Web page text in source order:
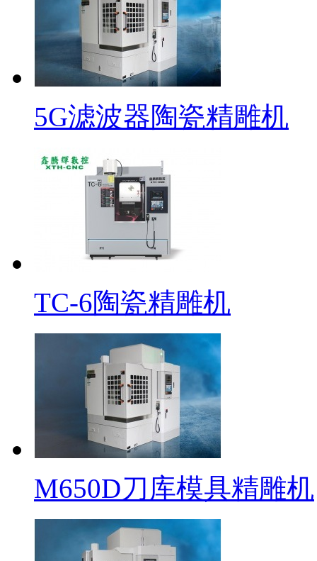
5G滤波器陶瓷精雕机
TC-6陶瓷精雕机
M650D刀库模具精雕机